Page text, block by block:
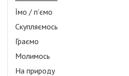
Їмо / п’ємо
Скупляємось
Граємо
Молимось
На природу